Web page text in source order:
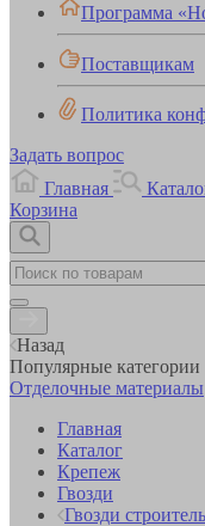
Программа
Поставщикам
Политика
Задать вопрос
Главная
Корзина
Назад
Популярные категории
Отделочные материалы
Главная
Каталог
Крепеж
Гвозди
Гвозди